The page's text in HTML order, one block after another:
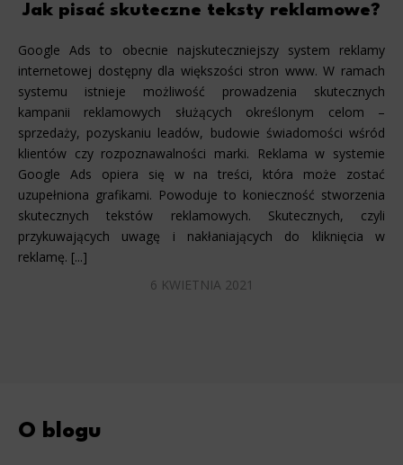
Jak pisać skuteczne teksty reklamowe?
Google Ads to obecnie najskuteczniejszy system reklamy
internetowej dostępny dla większości stron www. W ramach
systemu istnieje możliwość prowadzenia skutecznych
kampanii reklamowych służących określonym celom –
sprzedaży, pozyskaniu leadów, budowie świadomości wśród
klientów czy rozpoznawalności marki. Reklama w systemie
Google Ads opiera się w na treści, która może zostać
uzupełniona grafikami. Powoduje to konieczność stworzenia
skutecznych tekstów reklamowych. Skutecznych, czyli
przykuwających uwagę i nakłaniających do kliknięcia w
reklamę. [...]
6 KWIETNIA 2021
O blogu